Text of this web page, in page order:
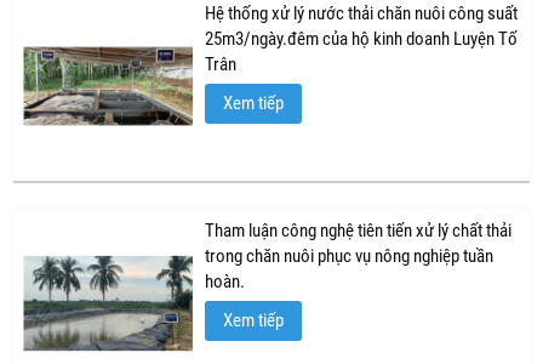
Hệ thống xử lý nước thải chăn nuôi công suất
25m3/ngày.đêm của hộ kinh doanh Luyện Tố
Trân
Xem tiếp
Tham luận công nghệ tiên tiến xử lý chất thải
trong chăn nuôi phục vụ nông nghiệp tuần
hoàn.
Xem tiếp